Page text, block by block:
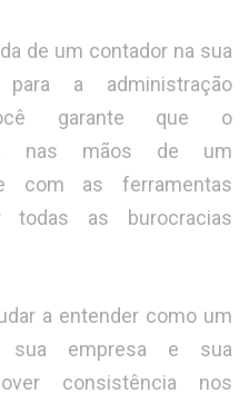
de um contador na sua
a administração
garante que o
nas mãos de um
com as ferramentas
todas as burocracias
a entender como um
sua empresa e sua
consistência nos